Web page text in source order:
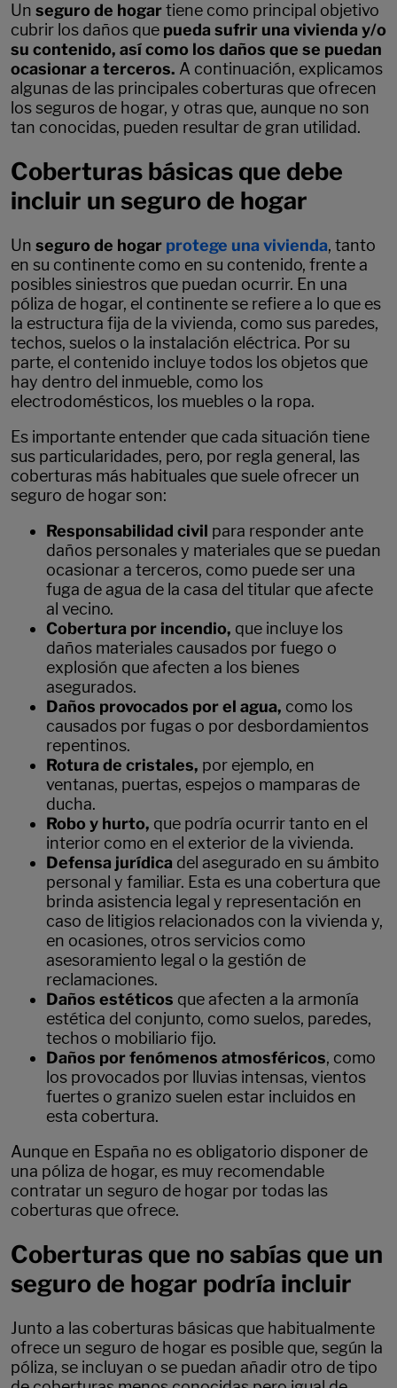
Un seguro de hogartiene como principal objetivo
cubrir los daños que pueda sufrir una vivienda y/o
su contenido, así como los daños que se puedan
ocasionar a terceros. A continuación, explicamos
algunas de las principales coberturas que ofrecen
los seguros de hogar, y otras que, aunque no son
tan conocidas, pueden resultar de gran utilidad.
Coberturas básicas que debe
incluir un seguro de hogar
Un seguro de hogar protege una vivienda, tanto
en su continente como en su contenido, frente a
posibles siniestros que puedan ocurrir. En una
póliza de hogar, el continente se refiere a lo que es
la estructura fija de la vivienda, como sus paredes,
techos, suelos o la instalación eléctrica. Por su
parte, el contenido incluye todos los objetos que
hay dentro del inmueble, como los
electrodomésticos, los muebles o la ropa.
Es importante entender que cada situación tiene
sus particularidades, pero, por regla general, las
coberturas más habituales que suele ofrecer un
seguro de hogar son:
Responsabilidad civil para responder ante
daños personales y materiales que se puedan
ocasionar a terceros, como puede ser una
fuga de agua de la casa del titular que afecte
al vecino.
Cobertura por incendio, que incluye los
daños materiales causados por fuego o
explosión que afecten a los bienes
asegurados.
Daños provocados por el agua, como los
causados por fugas o por desbordamientos
repentinos.
Rotura de cristales, por ejemplo, en
ventanas, puertas, espejos o mamparas de
ducha.
Robo y hurto, que podría ocurrir tanto en el
interior como en el exterior de la vivienda.
Defensa jurídica del asegurado en su ámbito
personal y familiar. Esta es una cobertura que
brinda asistencia legal y representación en
caso de litigios relacionados con la vivienda y,
en ocasiones, otros servicios como
asesoramiento legal o la gestión de
reclamaciones.
Daños estéticos que afecten a la armonía
estética del conjunto, como suelos, paredes,
techos o mobiliario fijo.
Daños por fenómenos atmosféricos, como
los provocados por lluvias intensas, vientos
fuertes o granizo suelen estar incluidos en
esta cobertura.
Aunque en España no es obligatorio disponer de
una póliza de hogar, es muy recomendable
contratar un seguro de hogar por todas las
coberturas que ofrece.
Coberturas que no sabías que un
seguro de hogar podría incluir
Junto a las coberturas básicas que habitualmente
ofrece un seguro de hogar es posible que, según la
póliza, se incluyan o se puedan añadir otro de tipo